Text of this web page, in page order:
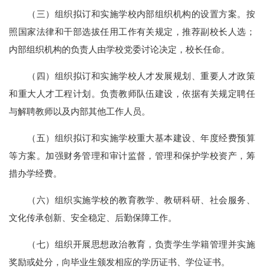
（三）组织拟订和实施学校内部组织机构的设置方案。按
照国家法律和干部选拔任用工作有关规定，推荐副校长人选；
内部组织机构的负责人由学校党委讨论决定，校长任命。
（四）组织拟订和实施学校人才发展规划、重要人才政策
和重大人才工程计划。负责教师队伍建设，依据有关规定聘任
与解聘教师以及内部其他工作人员。
（五）组织拟订和实施学校重大基本建设、年度经费预算
等方案。加强财务管理和审计监督，管理和保护学校资产，筹
措办学经费。
（六）组织实施学校的教育教学、教研科研、社会服务、
文化传承创新、安全稳定、后勤保障工作。
（七）组织开展思想政治教育，负责学生学籍管理并实施
奖励或处分，向毕业生颁发相应的学历证书、学位证书。